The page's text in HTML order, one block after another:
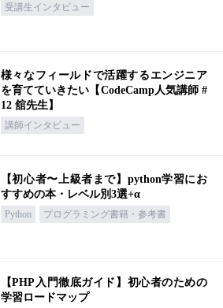
受講生インタビュー
様々なフィールドで活躍するエンジニア
を育てていきたい【CodeCamp人気講師 #
12 舘先生】
講師インタビュー
【初心者〜上級者まで】python学習にお
すすめの本・レベル別3選+α
Python プログラミング書籍・参考書
【PHP入門徹底ガイド】初心者のための
学習ロードマップ